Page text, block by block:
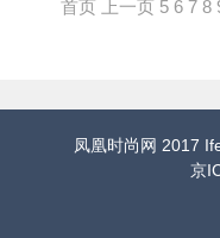
首页 上一页 5 6 7 8
凤凰时尚网 2017
京